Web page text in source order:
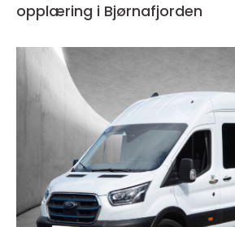
opplæring i Bjørnafjorden